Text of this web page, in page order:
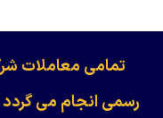
​​​​​​تمامی معاملات
رسمی انجام می گردد